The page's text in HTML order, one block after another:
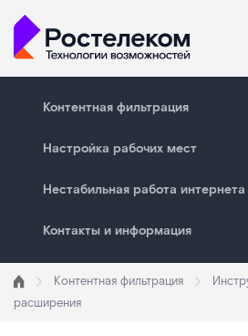
Контентная фильтрация
Настройка рабочих мест
Нестабильная работа интернета
Контакты и информация
Контентная фильтрация
расширения